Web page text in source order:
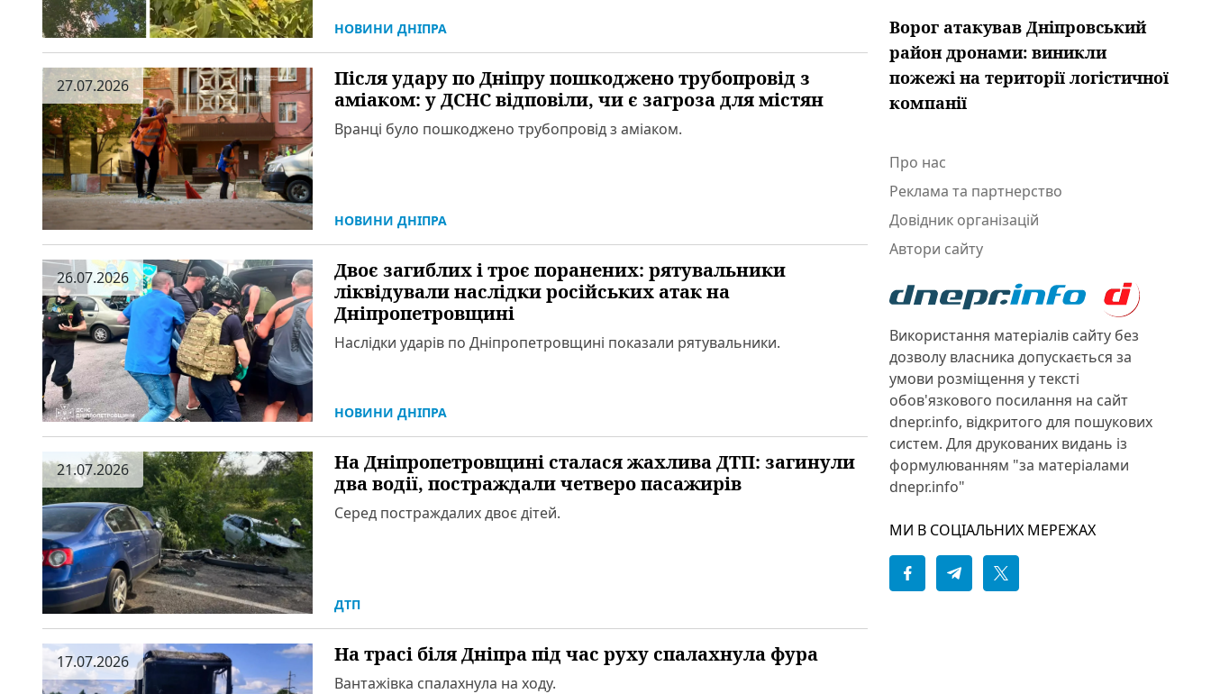
НОВИНИ ДНІПРА
27.07.2026
Після удару по Дніпру пошкоджено трубопровід з
аміаком: у ДСНС відповіли, чи є загроза для містян
Вранці було пошкоджено трубопровід з аміаком.
НОВИНИ ДНІПРА
26.07.2026
Двоє загиблих і троє поранених: рятувальники
ліквідували наслідки російських атак на
Дніпропетровщині
Наслідки ударів по Дніпропетровщині показали рятувальники.
НОВИНИ ДНІПРА
21.07.2026
На Дніпропетровщині сталася жахлива ДТП: загинули
два водії, постраждали четверо пасажирів
Серед постраждалих двоє дітей.
ДТП
17.07.2026 На трасі біля Дніпра під час руху спалахнула фура
Вантажівка спалахнула на ходу.
Ворог атакував Дніпровський
район дронами: виникли
пожежі на території логістичної
компанії
Про нас
Реклама та партнерство
Довідник організацій
Автори сайту
Використання матеріалів сайту без
дозволу власника допускається за
умови розміщення у тексті
обов'язкового посилання на сайт
dnepr.info, відкритого для пошукових
систем. Для друкованих видань із
формулюванням "за матеріалами
dnepr.info"
МИ В СОЦІАЛЬНИХ МЕРЕЖАХ